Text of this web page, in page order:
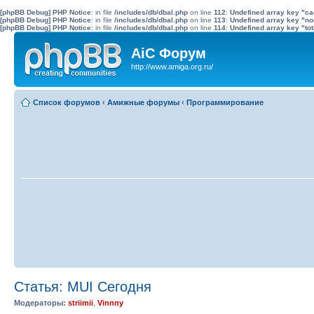
[phpBB Debug] PHP Notice: in file /includes/db/dbal.php on line 112: Undefined array key
[phpBB Debug] PHP Notice: in file /includes/db/dbal.php on line 113: Undefined array key
[phpBB Debug] PHP Notice: in file /includes/db/dbal.php on line 114: Undefined array key
AiC Форум
http://www.amiga.org.ru/
Список форумов ‹ Амижные форумы ‹ Программирование
Статья: MUI Сегодня
Модераторы: striimii Vinnny